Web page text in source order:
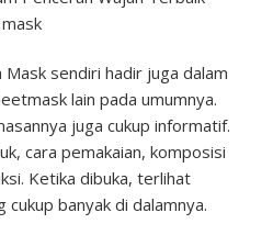
Mask sendiri hadir juga dalam
lain pada umumnya.
juga cukup informatif.
cara pemakaian, komposisi
Ketika dibuka, terlihat
banyak di dalamnya.